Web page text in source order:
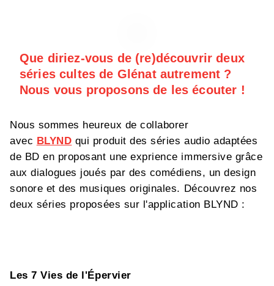
Que diriez-vous de (re)découvrir deux
séries cultes de Glénat autrement ?
Nous vous proposons de les écouter !
Nous sommes heureux de collaborer
avec BLYND qui produit des séries audio adaptées
de BD en proposant une exprience immersive grâce
aux dialogues joués par des comédiens, un design
sonore et des musiques originales. Découvrez nos
deux séries proposées sur l'application BLYND :
Les 7 Vies de l'Épervier